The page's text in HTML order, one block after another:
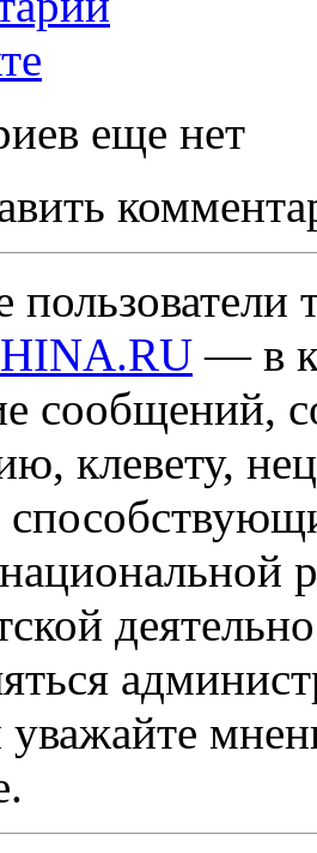
еще нет
— в
сообщений,
клевету,